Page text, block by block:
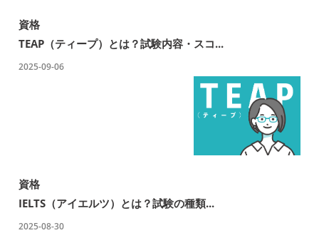
資格
TEAP（ティープ）とは？試験内容・スコ...
2025-09-06
資格
IELTS（アイエルツ）とは？試験の種類...
2025-08-30